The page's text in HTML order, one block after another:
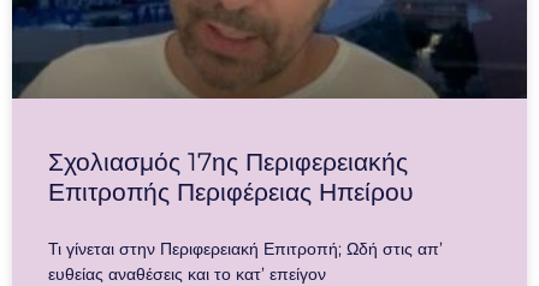
Σχολιασμός 17ης Περιφερειακής
Επιτροπής Περιφέρειας Ηπείρου
Τι γίνεται στην Περιφερειακή Επιτροπή; Ωδή στις απ’
ευθείας αναθέσεις και το κατ’ επείγον